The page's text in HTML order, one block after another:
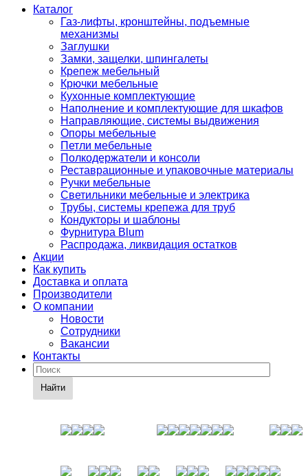
Каталог
Газ-лифты, кронштейны, подъемные
механизмы
Заглушки
Замки, защелки, шпингалеты
Крепеж мебельный
Крючки мебельные
Кухонные комплектующие
Наполнение и комплектующие для шкафов
Направляющие, системы выдвижения
Опоры мебельные
Петли мебельные
Полкодержатели и консоли
Реставрационные и упаковочные материалы
Ручки мебельные
Светильники мебельные и электрика
Трубы, системы крепежа для труб
Кондукторы и шаблоны
Фурнитура Blum
Распродажа, ликвидация остатков
Акции
Как купить
Доставка и оплата
Производители
О компании
Новости
Сотрудники
Вакансии
Контакты
Найти